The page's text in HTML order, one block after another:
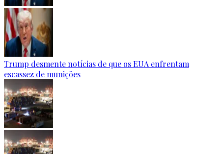
Trump desmente notícias de que os EUA enfrentam
escassez de munições